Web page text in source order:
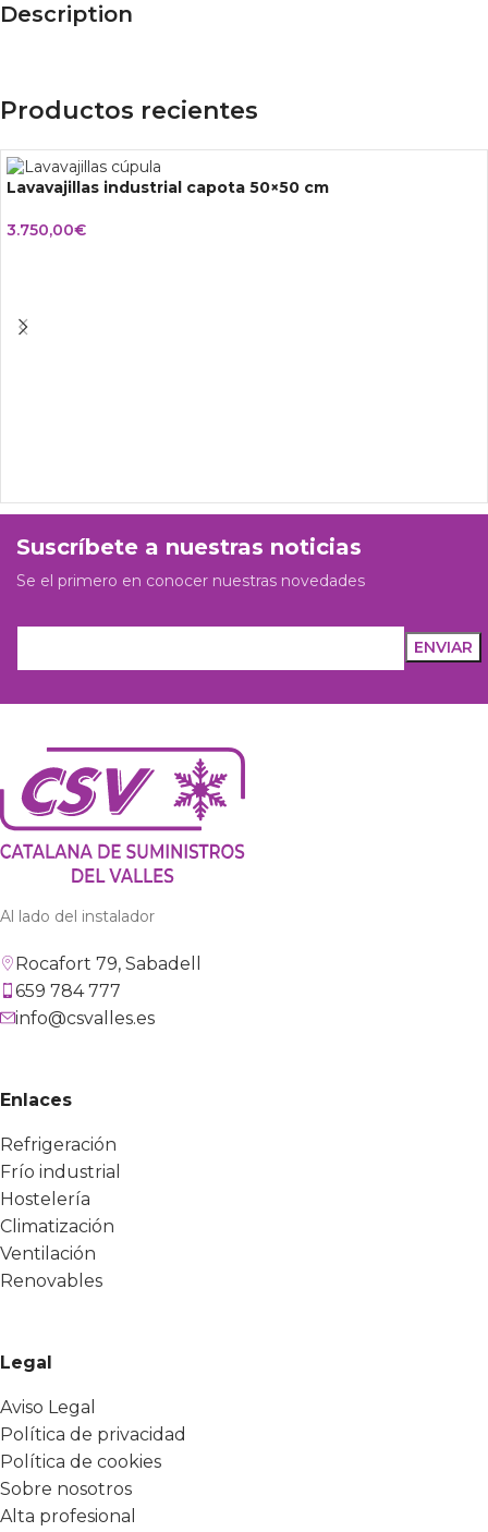
Description
Productos recientes
Lavavajillas industrial capota 50×50 cm
3.750,00€
Suscríbete a nuestras noticias
Se el primero en conocer nuestras novedades
Al lado del instalador
Rocafort 79, Sabadell
659 784 777
info@csvalles.es
Enlaces
Refrigeración
Frío industrial
Hostelería
Climatización
Ventilación
Renovables
Legal
Aviso Legal
Política de privacidad
Política de cookies
Sobre nosotros
Alta profesional